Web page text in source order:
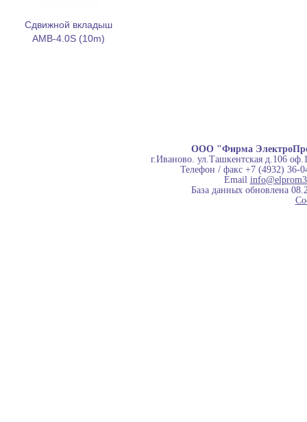
Сдвижной вкладыш
AMB-4.0S (10m)
ООО "Фирма
г.Иваново. ул.Ташкентская д.106
Телефон / факс +7 (4932) 36-
Email
База данных обновлена